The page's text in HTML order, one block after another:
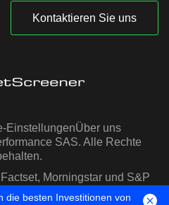
Kontaktieren Sie uns
EinstellungenÜber uns
SAS. Alle Rechte
Morningstar und S&P
Verfügung gestellt
die besten Investitionen von